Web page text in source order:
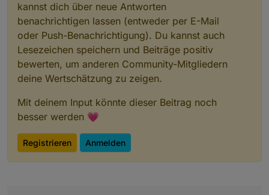
kannst dich über neue Antworten
benachrichtigen lassen (entweder per E-Mail
oder Push-Benachrichtigung). Du kannst auch
Lesezeichen speichern und Beiträge positiv
bewerten, um anderen Community-Mitgliedern
deine Wertschätzung zu zeigen.
Mit deinem Input könnte dieser Beitrag noch
besser werden 💗
Registrieren Anmelden